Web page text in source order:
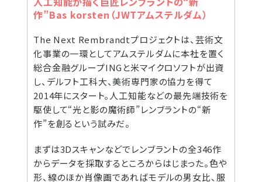
作”Bas korsten（JWTアムステルダム）
The Next Rembrandtプロジェクトは、芸術文
化事業の一環としてアムステルダムに本社を置く
総合金融グループINGと米マイクロソフトが出資
し、デルフト工科大、美術専門家の協力を得て
2014年にスタート。人工知能などの最先端技術を
駆使して“光と影の魔術師”レンブラントの“新
作”を創るという試みだ。
まずは3Dスキャンなどでレンブラントの全346作
からデータを採取するところからはじまった。色や
形、線のほか肖像画であればモデルの男女比、服